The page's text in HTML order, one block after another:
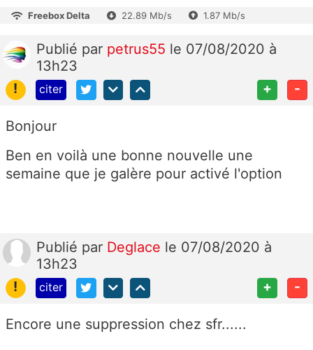
Freebox Delta 22.89 Mb/s 1.87 Mb/s
Publié par petrus55 le 07/08/2020 à
13h23
!
citer + -
Bonjour
Ben en voilà une bonne nouvelle une
semaine que je galère pour activé l'option
Publié par Deglace le 07/08/2020 à
13h23
!
citer + -
Encore une suppression chez sfr......